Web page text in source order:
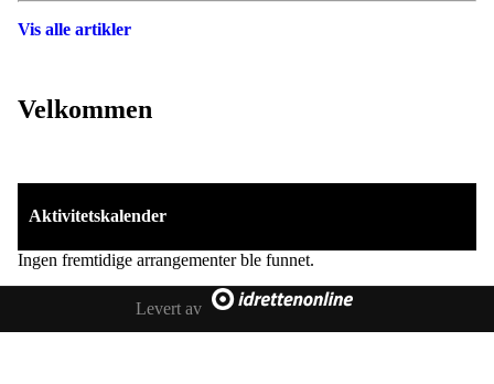
Vis alle artikler
Velkommen
Aktivitetskalender
Ingen fremtidige arrangementer ble funnet.
Levert av